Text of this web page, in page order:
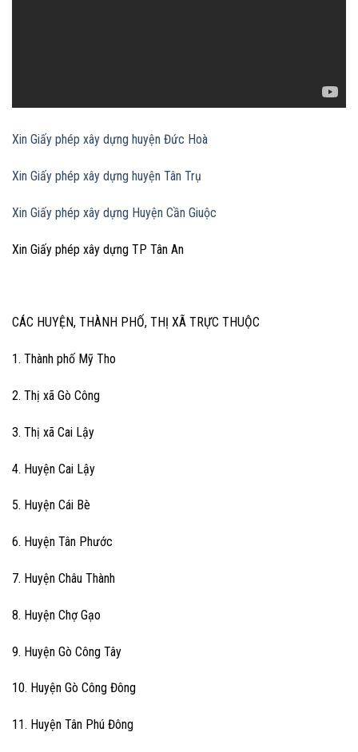
Xin Giấy phép xây dựng huyện Đức Hoà
Xin Giấy phép xây dựng huyện Tân Trụ
Xin Giấy phép xây dựng Huyện Cần Giuộc
Xin Giấy phép xây dựng TP Tân An
CÁC HUYỆN, THÀNH PHỐ, THỊ XÃ TRỰC THUỘC
1. Thành phố Mỹ Tho
2. Thị xã Gò Công
3. Thị xã Cai Lậy
4. Huyện Cai Lậy
5. Huyện Cái Bè
6. Huyện Tân Phước
7. Huyện Châu Thành
8. Huyện Chợ Gạo
9. Huyện Gò Công Tây
10. Huyện Gò Công Đông
11. Huyện Tân Phú Đông